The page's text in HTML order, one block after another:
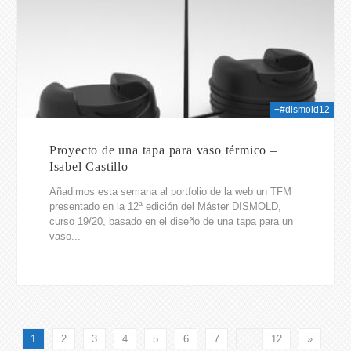
+#dismold12
Proyecto de una tapa para vaso térmico –
Isabel Castillo
Añadimos esta semana al portfolio de la web un TFM
presentado en la 12ª edición del Máster DISMOLD,
curso 19/20, basado en el diseño de una tapa para un
vaso...
1 2 3 4 5 6 7 ... 12 »